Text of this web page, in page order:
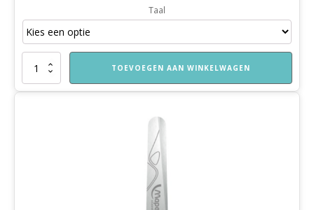
Taal
Het
van
TOEVOEGEN AAN WINKELWAGEN